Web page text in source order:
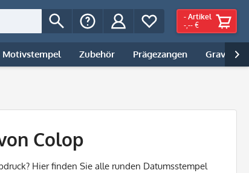
- Artikel
-,-- €
Motivstempel Zubehör Prägezangen Gravur |

Colop
Hier finden Sie alle runden Datumsstempel